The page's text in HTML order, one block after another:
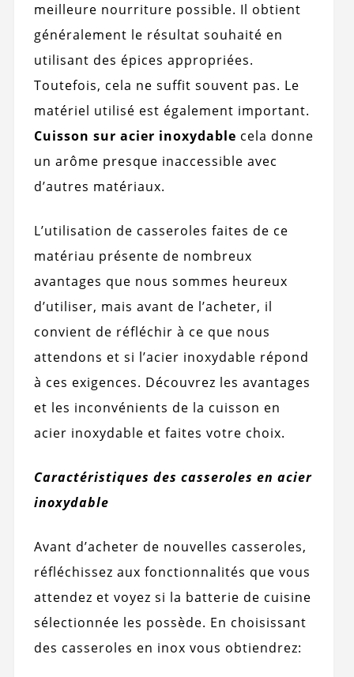
meilleure nourriture possible. Il obtient
généralement le résultat souhaité en
utilisant des épices appropriées.
Toutefois, cela ne suffit souvent pas. Le
matériel utilisé est également important.
Cuisson sur acier inoxydable cela donne
un arôme presque inaccessible avec
d’autres matériaux.
L’utilisation de casseroles faites de ce
matériau présente de nombreux
avantages que nous sommes heureux
d’utiliser, mais avant de l’acheter, il
convient de réfléchir à ce que nous
attendons et si l’acier inoxydable répond
à ces exigences. Découvrez les avantages
et les inconvénients de la cuisson en
acier inoxydable et faites votre choix.
Caractéristiques des casseroles en acier
inoxydable
Avant d’acheter de nouvelles casseroles,
réfléchissez aux fonctionnalités que vous
attendez et voyez si la batterie de cuisine
sélectionnée les possède. En choisissant
des casseroles en inox vous obtiendrez: